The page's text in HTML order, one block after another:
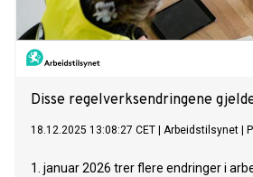
Disse regelverksendringene
18.12.2025 13:08:27 CET Arbeidstilsynet
1. januar 2026 trer flere endringer i